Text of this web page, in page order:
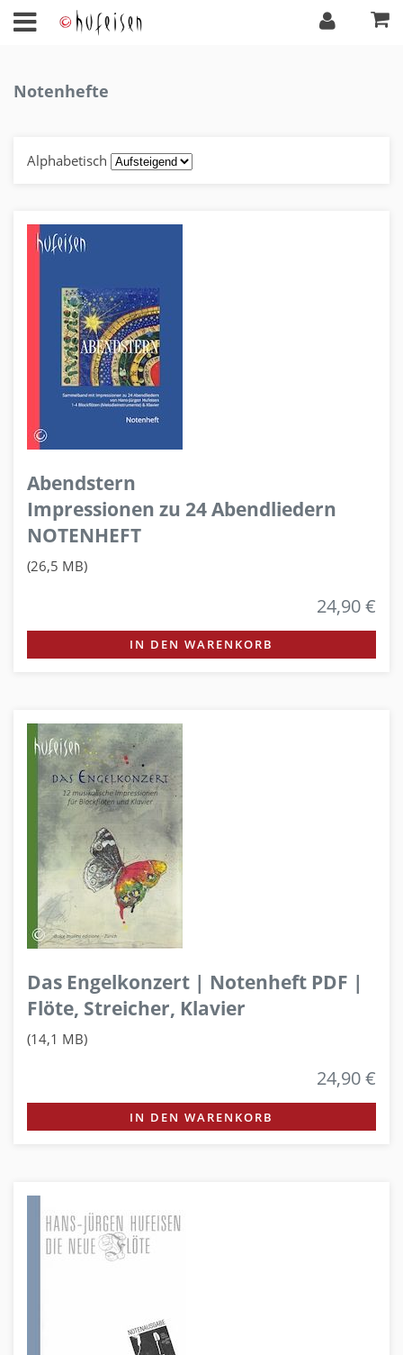
Notenhefte
Alphabetisch
Abendstern
Impressionen zu 24 Abendliedern
NOTENHEFT
(26,5 MB)
24,90 €
IN DEN WARENKORB
Das Engelkonzert | Notenheft PDF |
Flöte, Streicher, Klavier
(14,1 MB)
24,90 €
IN DEN WARENKORB